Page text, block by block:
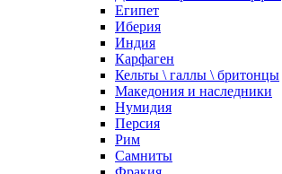
Египет
Иберия
Индия
Карфаген
Кельты \ галлы \ бритонцы
Македония и наследники
Нумидия
Персия
Рим
Самниты